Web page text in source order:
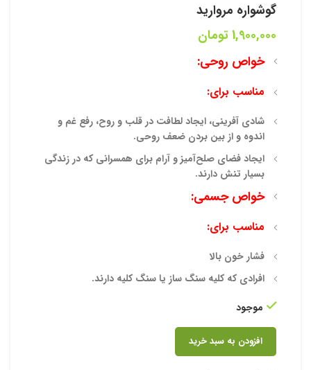
گوشواره مروارید
1,900,000تومان
خواص روحی:
مناسب برای:
شادی آفرینی، ایجاد لطافت در قلب و روح، رفع غم و
اندوه و از بین بردن ضعف روحی.
ایجاد فضای صلح‌آمیز و آرام برای همسرانی که در زندگی
بسیار تنش دارند.
خواص جسمی:
مناسب برای:
فشار خون بالا
افرادی که کلیه سنگ ساز یا سنگ کلیه دارند.
موجود
افزودن به سبد خرید